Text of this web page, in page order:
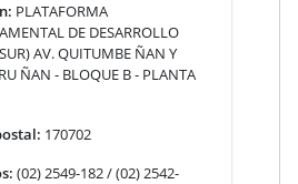
PLATAFORMA
DE DESARROLLO
AV. QUITUMBE ÑAN Y
ÑAN - BLOQUE B - PLANTA
170702
(02) 2549-182 / (02) 2542-